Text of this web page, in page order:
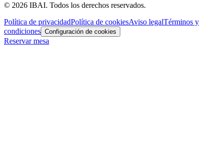
© 2026 IBAI. Todos los derechos reservados.
Política de privacidadPolítica de cookiesAviso legalTérminos y
condiciones Configuración de cookies
Reservar mesa